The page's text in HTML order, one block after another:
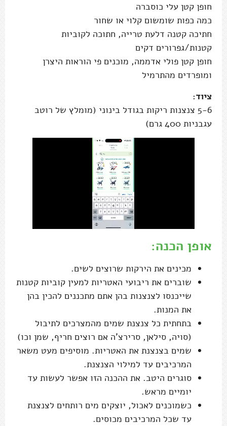
חופן קטן עלי כוסברה
כמה כפות שומשום קלוי או שחור
חתיכה קטנה דלעת טרייה, חתוכה לקוביות
קטנות/גפרורים דקים
חופן קטן פולי אדממה, מוכנים פי הוראות היצרן
ומופרדים מהתרמיל
ציוד:
5-6 צנצנות ריקות בגודל בינוני (מומלץ של רוטב
עגבניות 400 גרם)
אופן הכנה:
מכינים את הירקות שרוצים לשים.
שוברים את ריבועי האטריות למעין קוביות קטנות
שייכנסו לצנצנות בהן אתם מתכננים להכין בהן
את המנות.
בתחתית כל צנצנת שמים מהמצרכים לתיבול
(סויה, סילאן, סרירצ'ה אם רוצים חריף, שמן וכו)
שמים בצנצנת את האטריות. מוסיפים מעט משאר
המרכיבים עד למילוי הצנצנת.
סוגרים היטב. את ההכנה הזו אפשר לעשות עד
יומיים מראש.
כשמוכנים לאכול, יוצקים מים רותחים לצנצנת
עד שכל המרכיבים מכוסים.